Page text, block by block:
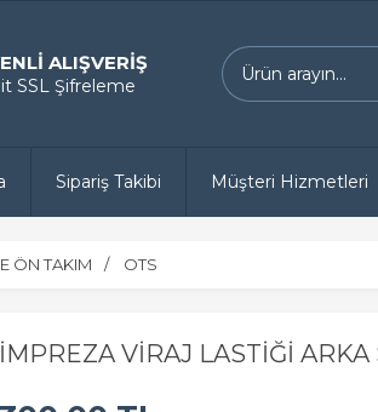
ALIŞVERİŞ
SSL Şifreleme
Sipariş Takibi Müşteri Hizmetleri
ÖN TAKIM OTS
İMPREZA VİRAJ LASTİĞİ